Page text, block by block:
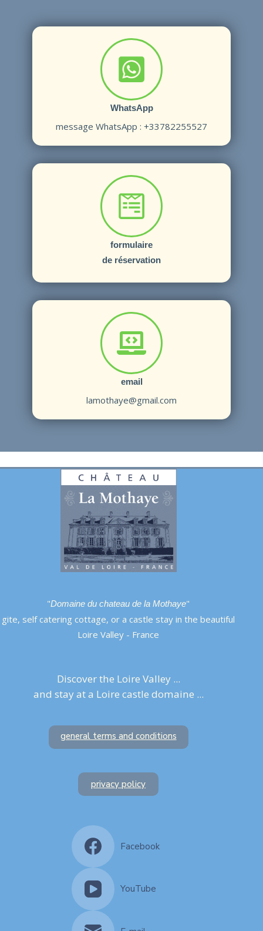
WhatsApp
message WhatsApp : +33782255527
formulaire
de réservation
email
lamothaye@gmail.com
"Domaine du chateau de la Mothaye"
gite, self catering cottage, or a castle stay in the beautiful
Loire Valley - France
Discover the Loire Valley ...
and stay at a Loire castle domaine ...
general terms and conditions
privacy policy
Facebook
YouTube